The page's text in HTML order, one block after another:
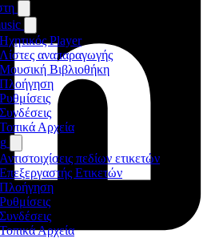
Ηχητικός Player
Λίστες αναπαραγωγής
Μουσική Βιβλιοθήκη
Πλοήγηση
Ρυθμίσεις
Συνδέσεις
Τοπικά Αρχεία
Αντιστοιχίσεις πεδίων ετικετών
Επεξεργαστής Ετικετών
Πλοήγηση
Ρυθμίσεις
Συνδέσεις
Τοπικά Αρχεία